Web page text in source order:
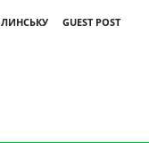
GUEST POST